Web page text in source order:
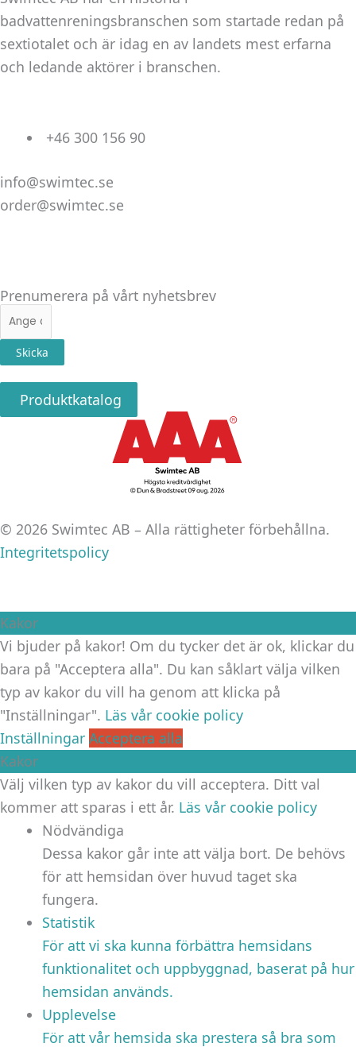
badvattenreningsbranschen som startade redan på
sextiotalet och är idag en av landets mest erfarna
och ledande aktörer i branschen.
+46 300 156 90
info@swimtec.se
order@swimtec.se
Prenumerera på vårt nyhetsbrev
E-
post
Skicka
Produktkatalog
© 2026 Swimtec AB – Alla rättigheter förbehållna.
Integritetspolicy
Kakor
Vi bjuder på kakor! Om du tycker det är ok, klickar du
bara på "Acceptera alla". Du kan såklart välja vilken
typ av kakor du vill ha genom att klicka på
"Inställningar". Läs vår cookie policy
Inställningar Acceptera alla
Kakor
Välj vilken typ av kakor du vill acceptera. Ditt val
kommer att sparas i ett år. Läs vår cookie policy
Nödvändiga
Dessa kakor går inte att välja bort. De behövs
för att hemsidan över huvud taget ska
fungera.
Statistik
För att vi ska kunna förbättra hemsidans
funktionalitet och uppbyggnad, baserat på hur
hemsidan används.
Upplevelse
För att vår hemsida ska prestera så bra som